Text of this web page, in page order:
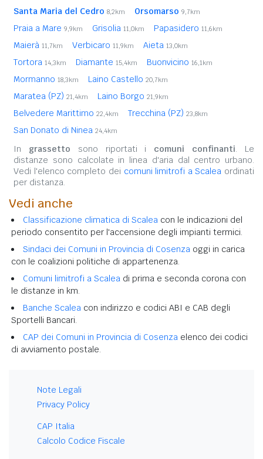
Santa Maria del Cedro 8,2km Orsomarso 9,7km
Praia a Mare 9,9km Grisolia 11,0km Papasidero 11,6km
Maierà 11,7km Verbicaro 11,9km Aieta 13,0km
Tortora 14,3km Diamante 15,4km Buonvicino 16,1km
Mormanno 18,3km Laino Castello 20,7km
Maratea (PZ) 21,4km Laino Borgo 21,9km
Belvedere Marittimo 22,4km Trecchina (PZ) 23,8km
San Donato di Ninea 24,4km
In grassetto sono riportati i comuni confinanti. Le
distanze sono calcolate in linea d'aria dal centro urbano.
Vedi l'elenco completo dei comuni limitrofi a Scalea ordinati
per distanza.
Vedi anche
Classificazione climatica di Scalea con le indicazioni del
periodo consentito per l'accensione degli impianti termici.
Sindaci dei Comuni in Provincia di Cosenza oggi in carica
con le coalizioni politiche di appartenenza.
Comuni limitrofi a Scalea di prima e seconda corona con
le distanze in km.
Banche Scalea con indirizzo e codici ABI e CAB degli
Sportelli Bancari.
CAP dei Comuni in Provincia di Cosenza elenco dei codici
di avviamento postale.
Note Legali
Privacy Policy
CAP Italia
Calcolo Codice Fiscale